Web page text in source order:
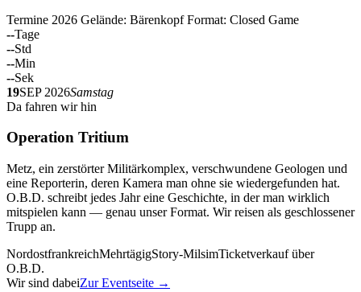
Termine 2026 Gelände: Bärenkopf Format: Closed Game
--Tage
--Std
--Min
--Sek
19SEP 2026Samstag
Da fahren wir hin
Operation Tritium
Metz, ein zerstörter Militärkomplex, verschwundene Geologen und
eine Reporterin, deren Kamera man ohne sie wiedergefunden hat.
O.B.D. schreibt jedes Jahr eine Geschichte, in der man wirklich
mitspielen kann — genau unser Format. Wir reisen als geschlossener
Trupp an.
NordostfrankreichMehrtägigStory-MilsimTicketverkauf über
O.B.D.
Wir sind dabeiZur Eventseite →